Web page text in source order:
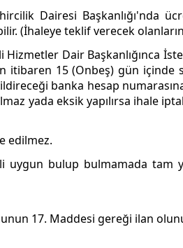
Dairesi Başkanlığı'nda
(İhaleye teklif verecek
Dair Başkanlığınca
itibaren 15 (Onbeş) gün
banka hesap
yada eksik yapılırsa ihale
edilmez.
uygun bulup bulmamada tam
17. Maddesi gereği ilan